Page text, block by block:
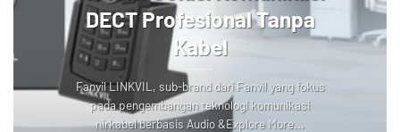
DECT Profesional Tanpa
Kabel
Fanvil LINKVIL, sub-brand dari Fanvil yang fokus
pada pengembangan teknologi komunikasi
nirkabel berbasis Audio &Explore More...